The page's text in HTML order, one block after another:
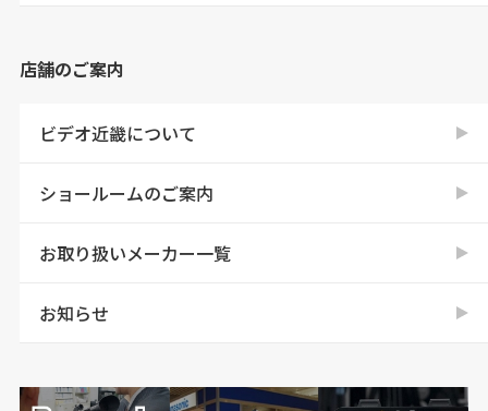
店舗のご案内
ビデオ近畿について
ショールームのご案内
お取り扱いメーカー一覧
お知らせ